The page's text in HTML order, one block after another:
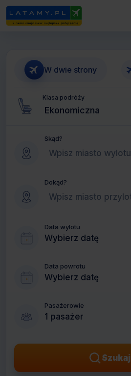
W dwie strony
Klasa podróży
Skąd?
Dokąd?
Data wylotu
Wybierz datę
Data powrotu
Wybierz datę
Pasażerowie
1 pasażer
Szukaj